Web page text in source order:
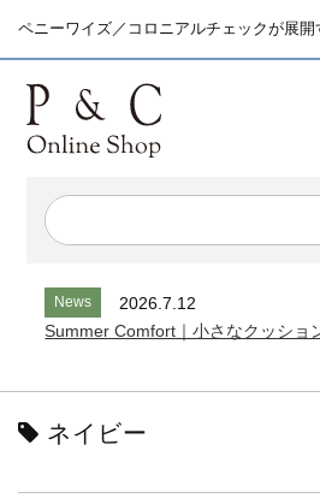
ペニーワイズ／コロニアルチェックが展
検索キーワード
News
2026.7.12
Summer Comfort｜小さなクッショ
ネイビー